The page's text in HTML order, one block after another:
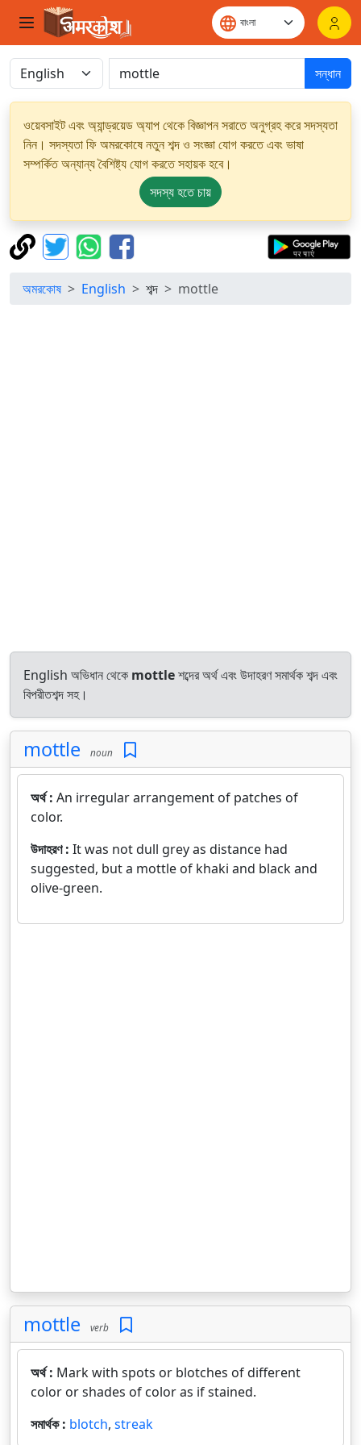
সন্ধান
ওয়েবসাইট এবং অ্যান্ড্রয়েড অ্যাপ থেকে বিজ্ঞাপন সরাতে অনুগ্রহ করে সদস্যতা
নিন। সদস্যতা ফি অমরকোষে নতুন শব্দ ও সংজ্ঞা যোগ করতে এবং ভাষা
সম্পর্কিত অন্যান্য বৈশিষ্ট্য যোগ করতে সহায়ক হবে।
সদস্য হতে চায়
অমরকোষ English শব্দ mottle
English অভিধান থেকে mottleশব্দের অর্থ এবং উদাহরণ সমার্থক শব্দ এবং
বিপরীতশব্দ সহ।
mottle noun
অর্থ : An irregular arrangement of patches of
color.
উদাহরণ : It was not dull grey as distance had
suggested, but a mottle of khaki and black and
olive-green.
mottle verb
অর্থ : Mark with spots or blotches of different
color or shades of color as if stained.
সমার্থক : blotch, streak